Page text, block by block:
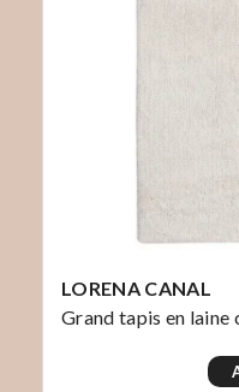
LORENA CANAL
Grand tapis en